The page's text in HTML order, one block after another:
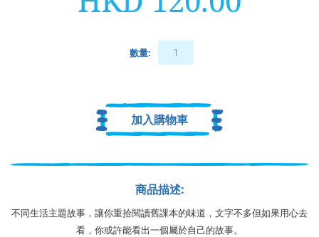
數量:
加入購物車
商品描述:
不同生活主題故事，讓你重拾閱讀舊課本的味道，文字不多但如果用心去
看，你或許能看出一個屬於自己的故事。